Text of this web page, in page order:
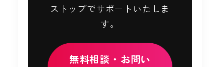
ストップでサポートいたしま
す。
無料相談・お問い